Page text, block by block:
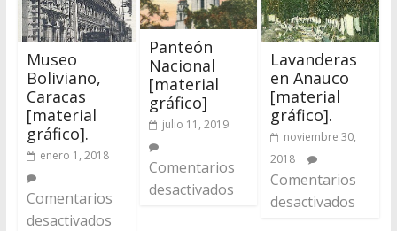
Museo
Boliviano,
Caracas
[material
gráfico].
enero 1, 2018
Comentarios
desactivados
Panteón
Nacional
[material
gráfico]
julio 11, 2019
Comentarios
desactivados
Lavanderas
en Anauco
[material
gráfico].
noviembre 30,
2018
Comentarios
desactivados